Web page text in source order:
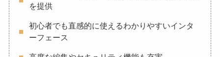
を提供
初心者でも直感的に使えるわかりやすいインタ
ーフェース